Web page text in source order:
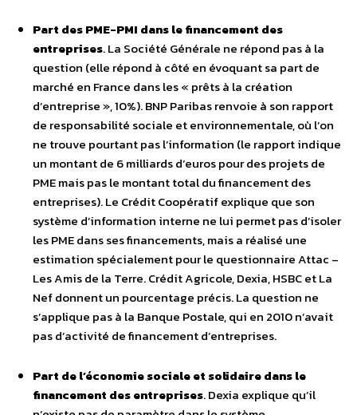
Part des PME-PMI dans le financement des
entreprises. La Société Générale ne répond pas à la
question (elle répond à côté en évoquant sa part de
marché en France dans les « prêts à la création
d’entreprise », 10%). BNP Paribas renvoie à son rapport
de responsabilité sociale et environnementale, où l’on
ne trouve pourtant pas l’information (le rapport indique
un montant de 6 milliards d’euros pour des projets de
PME mais pas le montant total du financement des
entreprises). Le Crédit Coopératif explique que son
système d’information interne ne lui permet pas d’isoler
les PME dans ses financements, mais a réalisé une
estimation spécialement pour le questionnaire Attac –
Les Amis de la Terre. Crédit Agricole, Dexia, HSBC et La
Nef donnent un pourcentage précis. La question ne
s’applique pas à la Banque Postale, qui en 2010 n’avait
pas d’activité de financement d’entreprises.
Part de l’économie sociale et solidaire dans le
financement des entreprises. Dexia explique qu’il